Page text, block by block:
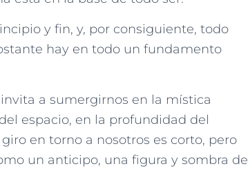
y fin, y, por consiguiente, todo
hay en todo un fundamento
a sumergirnos en la mística
espacio, en la profundidad del
en torno a nosotros es corto, pero
un anticipo, una figura y sombra de